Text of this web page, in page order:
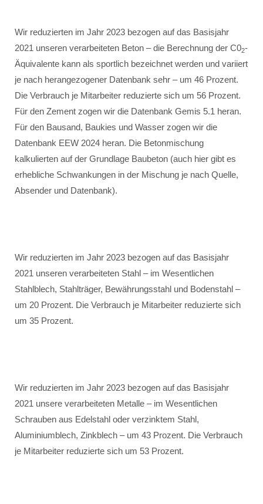
Wir reduzierten im Jahr 2023 bezogen auf das Basisjahr
2021 unseren verarbeiteten Beton – die Berechnung der C02-
Äquivalente kann als sportlich bezeichnet werden und variiert
je nach herangezogener Datenbank sehr – um 46 Prozent.
Die Verbrauch je Mitarbeiter reduzierte sich um 56 Prozent.
Für den Zement zogen wir die Datenbank Gemis 5.1 heran.
Für den Bausand, Baukies und Wasser zogen wir die
Datenbank EEW 2024 heran. Die Betonmischung
kalkulierten auf der Grundlage Baubeton (auch hier gibt es
erhebliche Schwankungen in der Mischung je nach Quelle,
Absender und Datenbank).
Wir reduzierten im Jahr 2023 bezogen auf das Basisjahr
2021 unseren verarbeiteten Stahl – im Wesentlichen
Stahlblech, Stahlträger, Bewährungsstahl und Bodenstahl –
um 20 Prozent. Die Verbrauch je Mitarbeiter reduzierte sich
um 35 Prozent.
Wir reduzierten im Jahr 2023 bezogen auf das Basisjahr
2021 unsere verarbeiteten Metalle – im Wesentlichen
Schrauben aus Edelstahl oder verzinktem Stahl,
Aluminiumblech, Zinkblech – um 43 Prozent. Die Verbrauch
je Mitarbeiter reduzierte sich um 53 Prozent.